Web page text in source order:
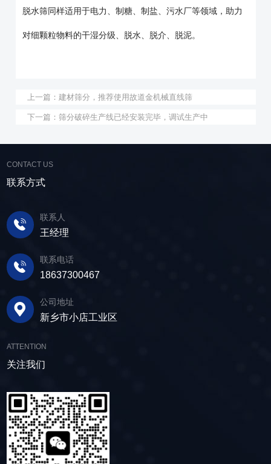
脱水筛同样适用于电力、制糖、制盐、污水厂等领域，助力
对细颗粒物料的干湿分级、脱水、脱介、脱泥。
上一篇： 建材筛分，推荐使用故道金机械直线筛
下一篇： 筛分破碎生产线已经安装完毕，调试生产中
CONTACT US
联系方式
联系人
王经理
联系电话
18637300467
公司地址
新乡市小店工业区
ATTENTION
关注我们